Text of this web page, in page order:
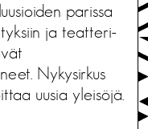
parissa
ja teatteri-
Nykysirkus
uusia yleisöjä.